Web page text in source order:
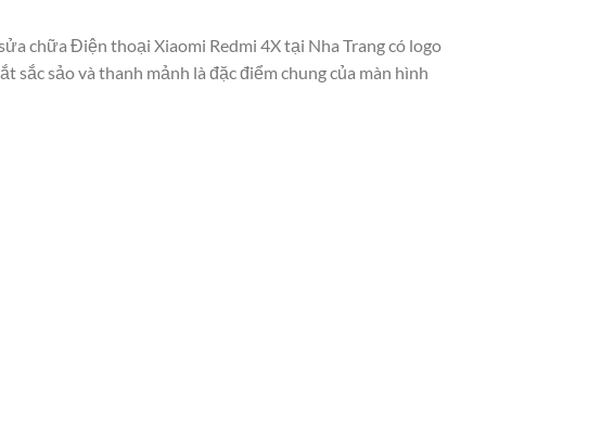
chữa Điện thoại Xiaomi Redmi 4X tại Nha Trang có logo
sắc sảo và thanh mảnh là đặc điểm chung của màn hình